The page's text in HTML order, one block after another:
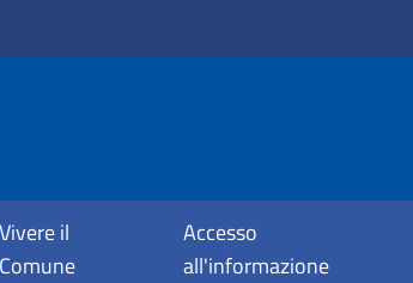
Vivere il
Comune
Accesso
all'informazione